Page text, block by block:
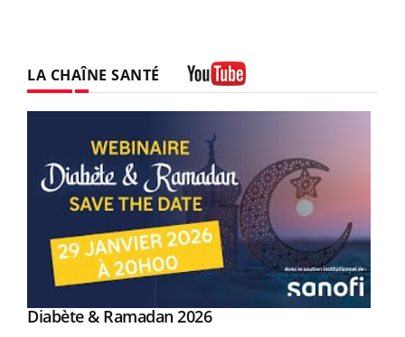
LA CHAÎNE SANTÉ
Youtube
Diabète & Ramadan 2026Youtube